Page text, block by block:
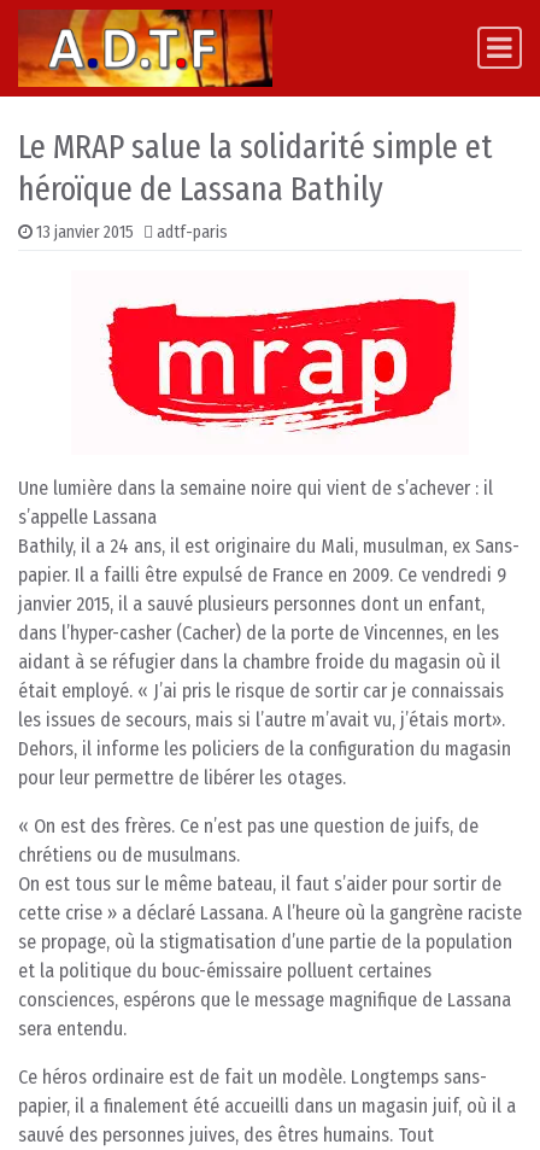
Skip to content
Main Navigation
Le MRAP salue la solidarité simple et
héroïque de Lassana Bathily
13 janvier 2015 adtf-paris
Une lumière dans la semaine noire qui vient de s’achever : il
s’appelle Lassana
Bathily, il a 24 ans, il est originaire du Mali, musulman, ex Sans-
papier. Il a failli être expulsé de France en 2009. Ce vendredi 9
janvier 2015, il a sauvé plusieurs personnes dont un enfant,
dans l’hyper-casher (Cacher) de la porte de Vincennes, en les
aidant à se réfugier dans la chambre froide du magasin où il
était employé. « J’ai pris le risque de sortir car je connaissais
les issues de secours, mais si l’autre m’avait vu, j’étais mort».
Dehors, il informe les policiers de la configuration du magasin
pour leur permettre de libérer les otages.
« On est des frères. Ce n’est pas une question de juifs, de
chrétiens ou de musulmans.
On est tous sur le même bateau, il faut s’aider pour sortir de
cette crise » a déclaré Lassana. A l’heure où la gangrène raciste
se propage, où la stigmatisation d’une partie de la population
et la politique du bouc-émissaire polluent certaines
consciences, espérons que le message magnifique de Lassana
sera entendu.
Ce héros ordinaire est de fait un modèle. Longtemps sans-
papier, il a finalement été accueilli dans un magasin juif, où il a
sauvé des personnes juives, des êtres humains. Tout